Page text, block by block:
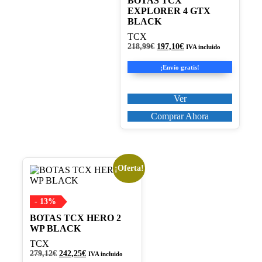
EXPLORER 4 GTX
BLACK
TCX
218,99€ El
original
era:
197,10€El
actual
es:
IVA incluido
¡Envío gratis!
Ver
opciones
se
pueden
elegir
en
de
Comprar Ahora
¡Oferta!
- 13%
BOTAS TCX HERO 2
WP BLACK
TCX
279,12€ El
242,25€ElIVA incluido
Este
producto
múltiples
variantes.
Las
opciones
se
pueden